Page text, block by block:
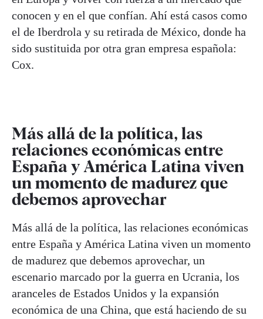
conocen y en el que confían. Ahí está casos como
el de Iberdrola y su retirada de México, donde ha
sido sustituida por otra gran empresa española:
Cox.
Más allá de la política, las
relaciones económicas entre
España y América Latina viven
un momento de madurez que
debemos aprovechar
Más allá de la política, las relaciones económicas
entre España y América Latina viven un momento
de madurez que debemos aprovechar, un
escenario marcado por la guerra en Ucrania, los
aranceles de Estados Unidos y la expansión
económica de una China, que está haciendo de su